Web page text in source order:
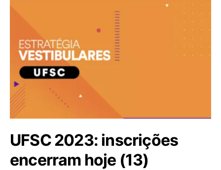
UFSC 2023: inscrições
encerram hoje (13)